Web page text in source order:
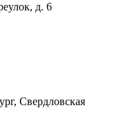
д. 6
Свердловская